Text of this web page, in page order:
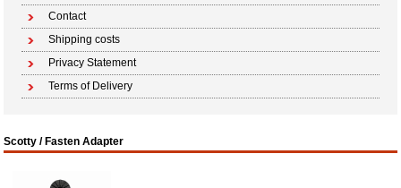
Contact
Shipping costs
Privacy Statement
Terms of Delivery
Scotty / Fasten Adapter